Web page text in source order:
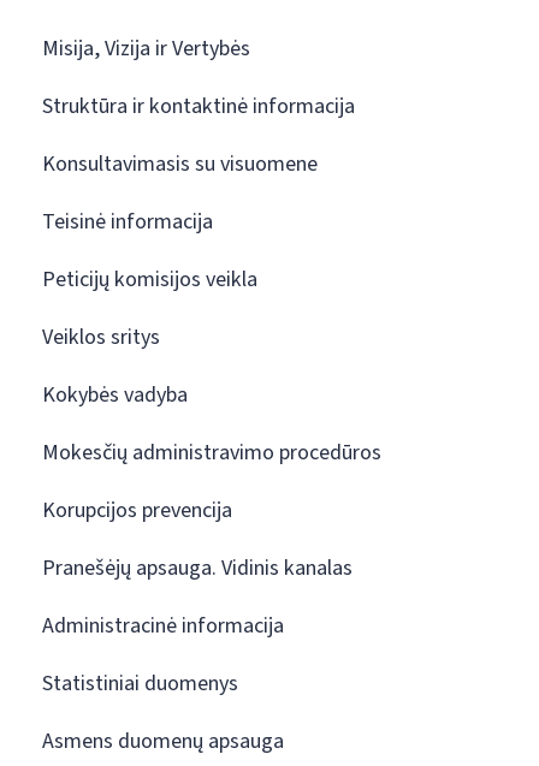
Misija, Vizija ir Vertybės
Struktūra ir kontaktinė informacija
Konsultavimasis su visuomene
Teisinė informacija
Peticijų komisijos veikla
Veiklos sritys
Kokybės vadyba
Mokesčių administravimo procedūros
Korupcijos prevencija
Pranešėjų apsauga. Vidinis kanalas
Administracinė informacija
Statistiniai duomenys
Asmens duomenų apsauga